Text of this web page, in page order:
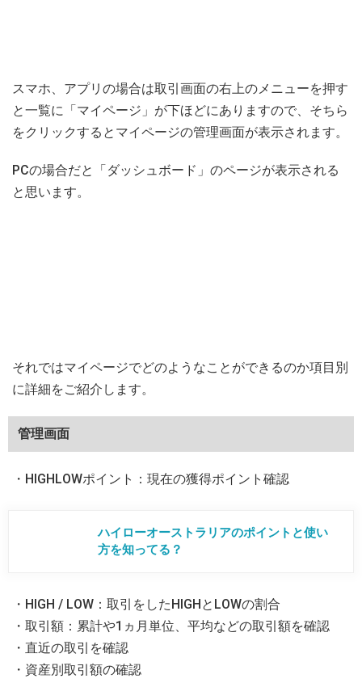
スマホ、アプリの場合は取引画面の右上のメニューを押す
と一覧に「マイページ」が下ほどにありますので、そちら
をクリックするとマイページの管理画面が表示されます。
PCの場合だと「ダッシュボード」のページが表示される
と思います。
それではマイページでどのようなことができるのか項目別
に詳細をご紹介します。
管理画面
・HIGHLOWポイント：現在の獲得ポイント確認
ハイローオーストラリアのポイントと使い
方を知ってる？
・HIGH / LOW：取引をしたHIGHとLOWの割合
・取引額：累計や1ヵ月単位、平均などの取引額を確認
・直近の取引を確認
・資産別取引額の確認